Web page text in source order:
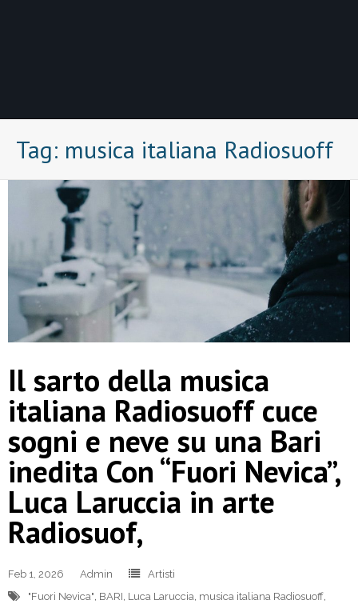
Tag: musica italiana Radiosuoff
Il sarto della musica
italiana Radiosuoff cuce
sogni e neve su una Bari
inedita Con “Fuori Nevica”,
Luca Laruccia in arte
Radiosuof,
Feb 1, 2026 Admin
Artisti
"Fuori Nevica", BARI, Luca Laruccia, musica italiana Radiosuoff,